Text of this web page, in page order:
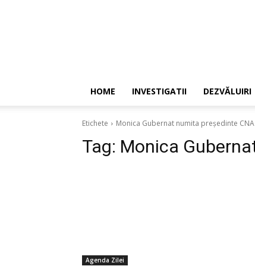
HOME INVESTIGATII DEZVĂLUIRI
Etichete Monica Gubernat numita președinte CNA
Tag: Monica
Agenda Zilei